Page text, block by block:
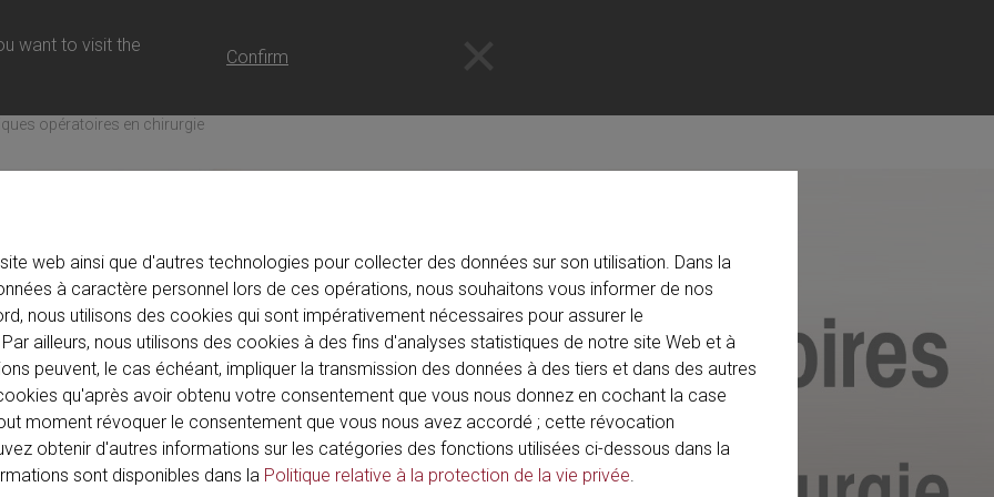
web ainsi que d'autres technologies pour collecter des données sur son utilisation. Dans la
à caractère personnel lors de ces opérations, nous souhaitons vous informer de nos
nous utilisons des cookies qui sont impérativement nécessaires pour assurer le
ailleurs, nous utilisons des cookies à des fins d'analyses statistiques de notre site Web et à
peuvent, le cas échéant, impliquer la transmission des données à des tiers et dans des autres
qu'après avoir obtenu votre consentement que vous nous donnez en cochant la case
moment révoquer le consentement que vous nous avez accordé ; cette révocation
obtenir d'autres informations sur les catégories des fonctions utilisées ci-dessous dans la
sont disponibles dans la Politique relative à la protection de la vie privée.
want to visit the
Confirm
opératoires en chirurgie